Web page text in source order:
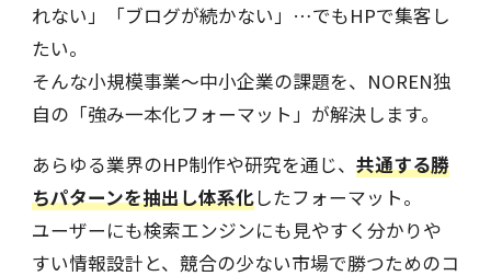
れない」「ブログが続かない」…でもHPで集客し
たい。
そんな小規模事業〜中小企業の課題を、NOREN独
自の「強み一本化フォーマット」が解決します。
あらゆる業界のHP制作や研究を通じ、 共通する勝
ちパターンを抽出し体系化したフォーマット。
ユーザーにも検索エンジンにも見やすく分かりや
すい情報設計と、競合の少ない市場で勝つためのコ